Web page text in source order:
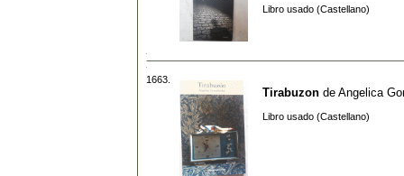
Libro usado (Castellano)
1663.
Tirabuzon de Angelica
Libro usado (Castellano)